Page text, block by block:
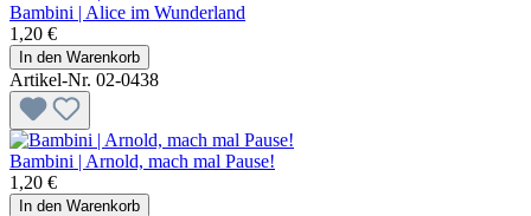
Bambini | Alice im Wunderland
1,20 €
In den Warenkorb
Artikel-Nr. 02-0438
Bambini | Arnold, mach mal Pause!
1,20 €
In den Warenkorb